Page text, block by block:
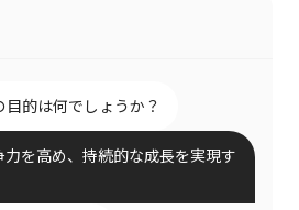
的は何でしょうか？
を高め、持続的な成長を実現す